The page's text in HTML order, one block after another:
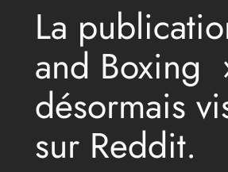
La
and Boxing
désormais
sur Reddit.